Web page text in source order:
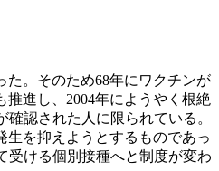
た。そのため68年にワクチンが
進し、2004年にようやく根絶
認された人に限られている。
を抑えようとするものであっ
受ける個別接種へと制度が変わ